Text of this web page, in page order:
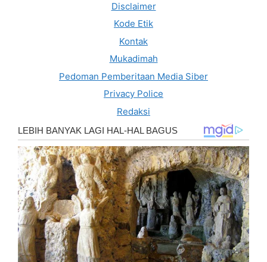
Disclaimer
Kode Etik
Kontak
Mukadimah
Pedoman Pemberitaan Media Siber
Privacy Police
Redaksi